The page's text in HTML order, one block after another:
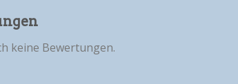
keine Bewertungen.